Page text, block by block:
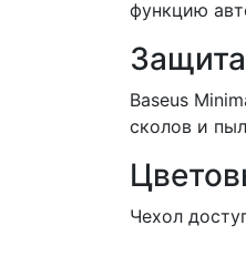
функцию
Baseus
сколов и
Чехол